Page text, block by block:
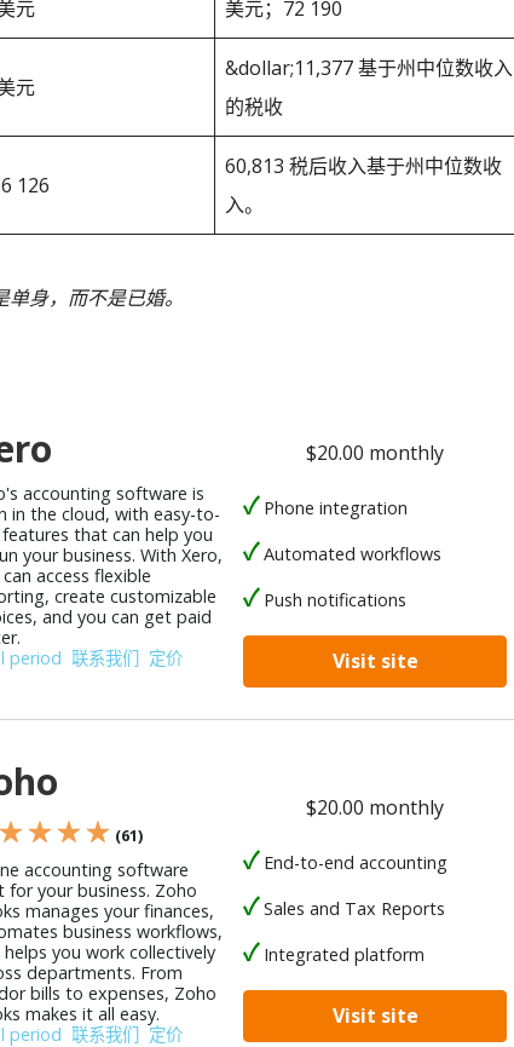
元 美元；72 190
元
&dollar;11,377 基于州中位数收入
的税收
126
60,813 税后收入基于州中位数收
入。
身，而不是已婚。
accounting software is
in the cloud, with easy-to-
that can help you
your business. With Xero,
access flexible
create customizable
and you can get paid
period 联系我们 定价
$20.00 monthly
Phone integration
Automated workflows
Push notifications
Visit site
★ ★ ★ (61)
accounting software
for your business. Zoho
manages your finances,
business workflows,
helps you work collectively
departments. From
bills to expenses, Zoho
makes it all easy.
period 联系我们 定价
$20.00 monthly
End-to-end accounting
Sales and Tax Reports
Integrated platform
Visit site